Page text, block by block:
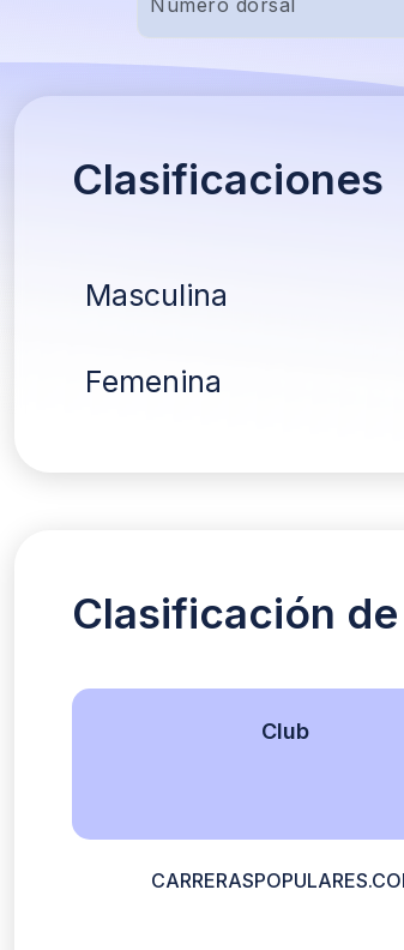
Clasificaciones
Masculina
Femenina
Clasificación
Club